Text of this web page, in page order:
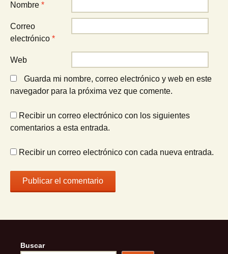
Nombre *
Correo
electrónico *
Web
Guarda mi nombre, correo electrónico y web en este
navegador para la próxima vez que comente.
Recibir un correo electrónico con los siguientes
comentarios a esta entrada.
Recibir un correo electrónico con cada nueva entrada.
Buscar